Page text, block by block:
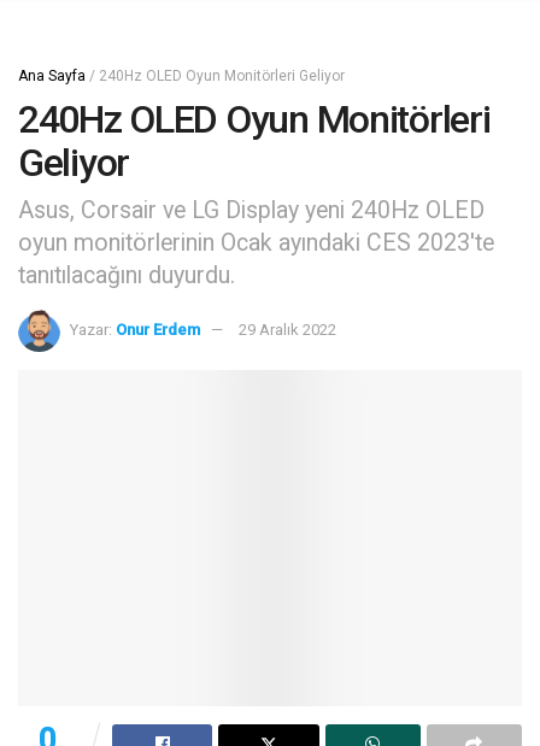
Ana Sayfa / 240Hz OLED Oyun Monitörleri Geliyor
240Hz OLED Oyun Monitörleri
Geliyor
Asus, Corsair ve LG Display yeni 240Hz OLED
oyun monitörlerinin Ocak ayındaki CES 2023'te
tanıtılacağını duyurdu.
Yazar: Onur Erdem 29 Aralık 2022